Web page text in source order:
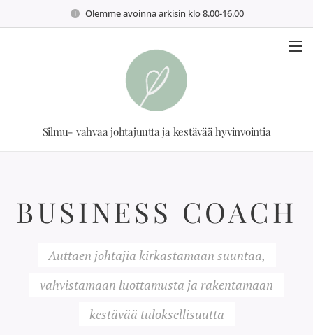
Olemme avoinna arkisin klo 8.00-16.00
Silmu- vahvaa johtajuutta ja kestävää hyvinvointia
BUSINESS COACH
Auttaen johtajia kirkastamaan suuntaa,
vahvistamaan luottamusta ja rakentamaan
kestävää tuloksellisuutta